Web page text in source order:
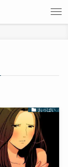
おっぱい